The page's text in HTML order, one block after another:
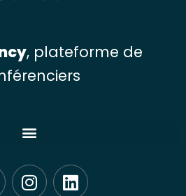
, plateforme de
I
n
L
i